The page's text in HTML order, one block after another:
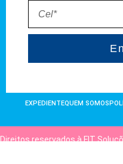
EXPEDIENTEQUEM SOMOS
Direitos reservados à FIT